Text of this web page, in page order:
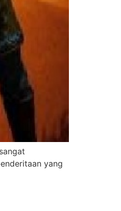
yang